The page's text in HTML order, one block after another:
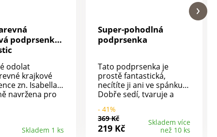
podprsenka,
odolat
krajkové
zn. Isabella?
navržena pro
oporu a
zn. Isabella
Skladem 1 ks
Super-pohodlná
podprsenka
Tato podprsenka je
prostě fantastická,
necítíte ji ani ve spánku!
Dobře sedí, tvaruje a
oporu. Měkká, vysoce
elastická síťovaná
tkanina se automaticky
- 41%
369 Kč
219 Kč
Skladem více
než 10 ks